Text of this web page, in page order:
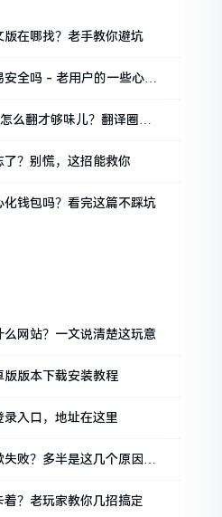
在哪找？老手教你避坑
全吗 - 老用户的一些心里
么翻才够味儿？翻译圈老
？别慌，这招能救你
钱包吗？看完这篇不踩坑
网站？一文说清楚这玩意
版本下载安装教程
入口，地址在这里
败？多半是这几个原因闹
？老玩家教你几招搞定